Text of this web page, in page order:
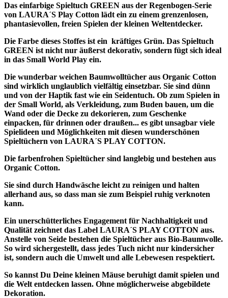
Das einfarbige Spieltuch GREEN aus der Regenbogen-Serie
von LAURA´S Play Cotton lädt ein zu einem grenzenlosen,
phantasievollen, freien Spielen der kleinen Weltentdecker.
Die Farbe dieses Stoffes ist ein kräftiges Grün. Das Spieltuch
GREEN ist nicht nur äußerst dekorativ, sondern fügt sich ideal
in das Small World Play ein.
Die wunderbar weichen Baumwolltücher aus Organic Cotton
sind wirklich unglaublich vielfältig einsetzbar. Sie sind dünn
und von der Haptik fast wie ein Seidentuch. Ob zum Spielen in
der Small World, als Verkleidung, zum Buden bauen, um die
Wand oder die Decke zu dekorieren, zum Geschenke
einpacken, für drinnen oder draußen... es gibt unsagbar viele
Spielideen und Möglichkeiten mit diesen wunderschönen
Spieltüchern von LAURA´S PLAY COTTON.
Die farbenfrohen Spieltücher sind langlebig und bestehen aus
Organic Cotton.
Sie sind durch Handwäsche leicht zu reinigen und halten
allerhand aus, so dass man sie zum Beispiel ruhig verknoten
kann.
Ein unerschütterliches Engagement für Nachhaltigkeit und
Qualität zeichnet das Label LAURA´S PLAY COTTON aus.
Anstelle von Seide bestehen die Spieltücher aus Bio-Baumwolle.
So wird sichergestellt, dass jedes Tuch nicht nur kindersicher
ist, sondern auch die Umwelt und alle Lebewesen respektiert.
So kannst Du Deine kleinen Mäuse beruhigt damit spielen und
die Welt entdecken lassen. Ohne möglicherweise abgebildete
Dekoration.